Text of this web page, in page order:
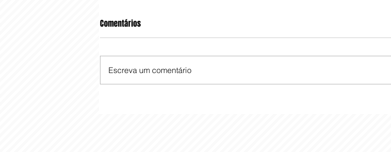
Comentários
Escreva um comentário